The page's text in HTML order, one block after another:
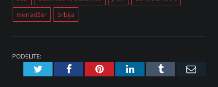
menadžer
Srbija
PODELITE:
TwitterFacebookPinterestLinkedInTumblr